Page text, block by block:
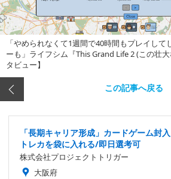
「やめられなくて1週間で40時間もプレイし
ーも」ライフシム『This Grand Life 2 (この壮
タビュー】
この記事へ戻る
「長期キャリア形成」カードゲーム封
トレカを袋に入れる/即日選考可
株式会社プロジェクトトリガー
大阪府